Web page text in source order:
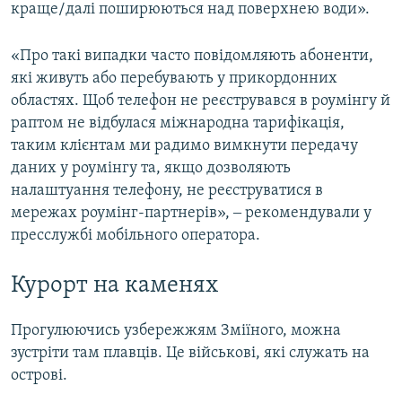
краще/далі поширюються над поверхнею води».
«Про такі випадки часто повідомляють абоненти,
які живуть або перебувають у прикордонних
областях. Щоб телефон не реєструвався в роумінгу й
раптом не відбулася міжнародна тарифікація,
таким клієнтам ми радимо вимкнути передачу
даних у роумінгу та, якщо дозволяють
налаштуання телефону, не реєструватися в
мережах роумінг-партнерів», ‒ рекомендували у
пресслужбі мобільного оператора.
Курорт на каменях
Прогулюючись узбережжям Зміїного, можна
зустріти там плавців. Це військові, які служать на
острові.